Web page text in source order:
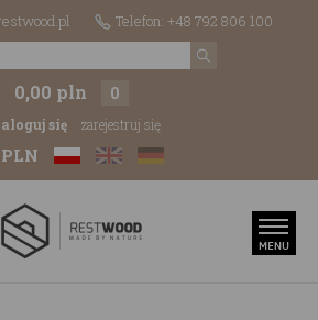
Telefon: +48 792 806 100
0,00 pln 0
się zarejestruj się
PLN